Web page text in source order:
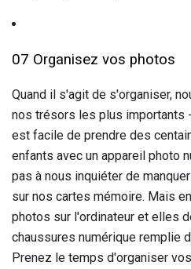
07 Organisez vos photos
Quand il s'agit de s'organiser,
nos trésors les plus importants
est facile de prendre des
enfants avec un appareil photo
pas à nous inquiéter de
sur nos cartes mémoire. Mais
photos sur l'ordinateur et elles
chaussures numérique remplie
Prenez le temps d'organiser